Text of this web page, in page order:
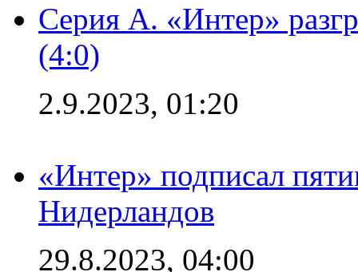
Серия А. «Интер»
(4:0)
2.9.2023, 01:20
«Интер» подписал
Нидерландов
29.8.2023, 04:00